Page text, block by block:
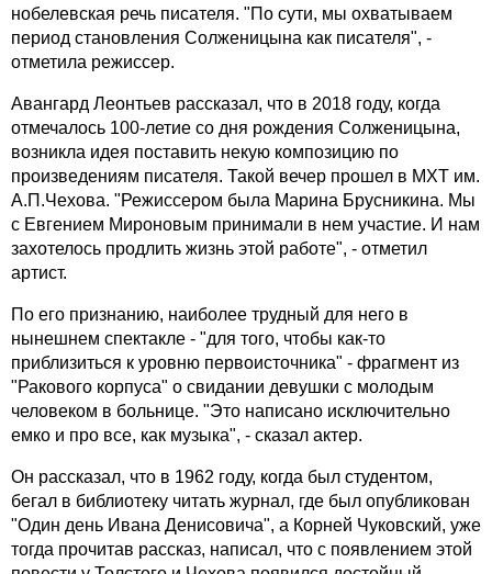
нобелевская речь писателя. "По сути, мы охватываем
период становления Солженицына как писателя", -
отметила режиссер.
Авангард Леонтьев рассказал, что в 2018 году, когда
отмечалось 100-летие со дня рождения Солженицына,
возникла идея поставить некую композицию по
произведениям писателя. Такой вечер прошел в МХТ им.
А.П.Чехова. "Режиссером была Марина Брусникина. Мы
с Евгением Мироновым принимали в нем участие. И нам
захотелось продлить жизнь этой работе", - отметил
артист.
По его признанию, наиболее трудный для него в
нынешнем спектакле - "для того, чтобы как-то
приблизиться к уровню первоисточника" - фрагмент из
"Ракового корпуса" о свидании девушки с молодым
человеком в больнице. "Это написано исключительно
емко и про все, как музыка", - сказал актер.
Он рассказал, что в 1962 году, когда был студентом,
бегал в библиотеку читать журнал, где был опубликован
"Один день Ивана Денисовича", а Корней Чуковский, уже
тогда прочитав рассказ, написал, что с появлением этой